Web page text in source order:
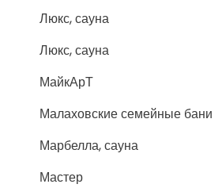
Люкс, сауна
Люкс, сауна
МайкАрТ
Малаховские семейные бани
Марбелла, сауна
Мастер